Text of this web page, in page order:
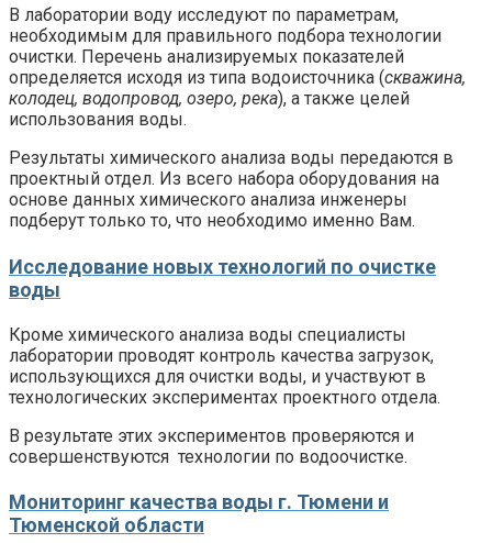
В лаборатории воду исследуют по параметрам,
необходимым для правильного подбора технологии
очистки. Перечень анализируемых показателей
определяется исходя из типа водоисточника (скважина,
колодец, водопровод, озеро, река), а также целей
использования воды.
Результаты химического анализа воды передаются в
проектный отдел. Из всего набора оборудования на
основе данных химического анализа инженеры
подберут только то, что необходимо именно Вам.
Исследование новых технологий по очистке
воды
Кроме химического анализа воды специалисты
лаборатории проводят контроль качества загрузок,
использующихся для очистки воды, и участвуют в
технологических экспериментах проектного отдела.
В результате этих экспериментов проверяются и
совершенствуются технологии по водоочистке.
Мониторинг качества воды г. Тюмени и
Тюменской области